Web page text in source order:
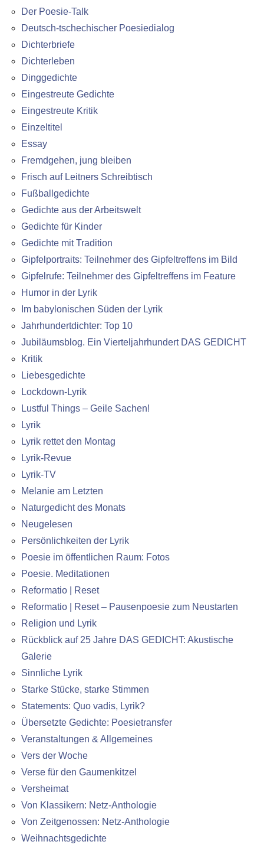
Der Poesie-Talk
Deutsch-tschechischer Poesiedialog
Dichterbriefe
Dichterleben
Dinggedichte
Eingestreute Gedichte
Eingestreute Kritik
Einzeltitel
Essay
Fremdgehen, jung bleiben
Frisch auf Leitners Schreibtisch
Fußballgedichte
Gedichte aus der Arbeitswelt
Gedichte für Kinder
Gedichte mit Tradition
Gipfelportraits: Teilnehmer des Gipfeltreffens im Bild
Gipfelrufe: Teilnehmer des Gipfeltreffens im Feature
Humor in der Lyrik
Im babylonischen Süden der Lyrik
Jahrhundertdichter: Top 10
Jubiläumsblog. Ein Vierteljahrhundert DAS GEDICHT
Kritik
Liebesgedichte
Lockdown-Lyrik
Lustful Things – Geile Sachen!
Lyrik
Lyrik rettet den Montag
Lyrik-Revue
Lyrik-TV
Melanie am Letzten
Naturgedicht des Monats
Neugelesen
Persönlichkeiten der Lyrik
Poesie im öffentlichen Raum: Fotos
Poesie. Meditationen
Reformatio | Reset
Reformatio | Reset – Pausenpoesie zum Neustarten
Religion und Lyrik
Rückblick auf 25 Jahre DAS GEDICHT: Akustische
Galerie
Sinnliche Lyrik
Starke Stücke, starke Stimmen
Statements: Quo vadis, Lyrik?
Übersetzte Gedichte: Poesietransfer
Veranstaltungen & Allgemeines
Vers der Woche
Verse für den Gaumenkitzel
Versheimat
Von Klassikern: Netz-Anthologie
Von Zeitgenossen: Netz-Anthologie
Weihnachtsgedichte